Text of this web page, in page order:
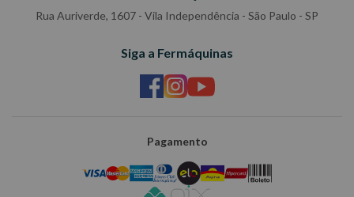
Rua Auriverde, 1607 - Vila Independência - São Paulo - SP
Siga a Fermáquinas
Pagamento